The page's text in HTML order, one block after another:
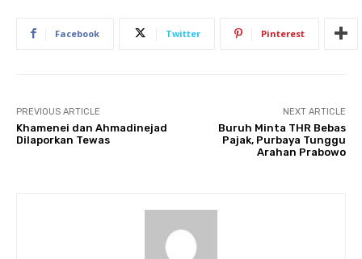
Facebook Twitter Pinterest
PREVIOUS ARTICLE
Khamenei dan Ahmadinejad
Dilaporkan Tewas
NEXT ARTICLE
Buruh Minta THR Bebas
Pajak, Purbaya Tunggu
Arahan Prabowo